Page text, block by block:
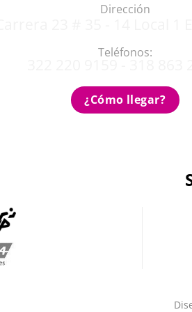
Dirección
Teléfonos:
¿Cómo llegar?